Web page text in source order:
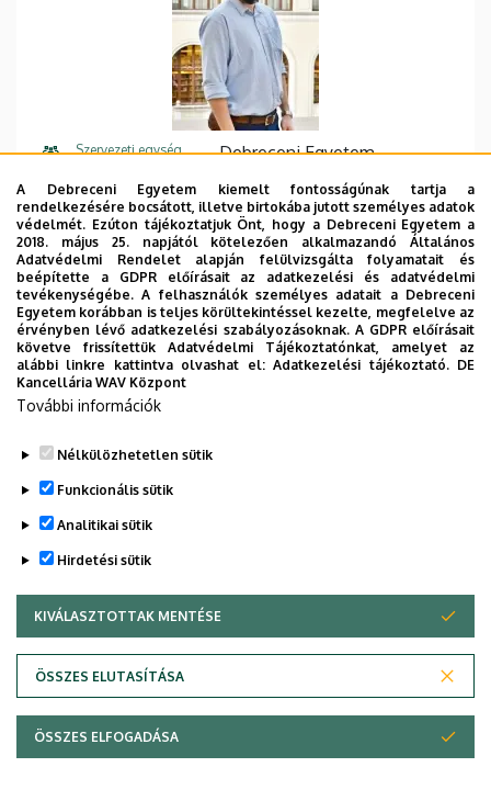
Szervezeti egység
Debreceni Egyetem
Történelmi és Néprajzi
Doktori Iskola
Központi telefonszám +36 52 512 900
E-mail cím adamanovak@unideb.hu
Cím
4032 Debrecen, Egyetem tér
1. Főépület (Egyetem téri
a Történelem program titkára (tanácskozási jogú
tag)
Tudóstér profil
Kutatási területek: középkori magyar család- és
társadalomtörténet, szfragisztika, numizmatika,
lengyel-magyar kapcsolatok a középkorban
Adatlap,Életrajz
A Debreceni Egyetem kiemelt fontosságúnak tartja a
rendelkezésére bocsátott, illetve birtokába jutott személyes adatok
védelmét. Ezúton tájékoztatjuk Önt, hogy a Debreceni Egyetem a
2018. május 25. napjától kötelezően alkalmazandó Általános
Adatvédelmi Rendelet alapján felülvizsgálta folyamatait és
beépítette a GDPR előírásait az adatkezelési és adatvédelmi
tevékenységébe. A felhasználók személyes adatait a Debreceni
Egyetem korábban is teljes körültekintéssel kezelte, megfelelve az
érvényben lévő adatkezelési szabályozásoknak. A GDPR előírásait
követve frissítettük Adatvédelmi Tájékoztatónkat, amelyet az
alábbi linkre kattintva olvashat el:Adatkezelési tájékoztató. DE
Kancellária WAV Központ
További információk
Nélkülözhetetlen sütik
Funkcionális sütik
Analitikai sütik
Hirdetési sütik
KIVÁLASZTOTTAK MENTÉSE
ÖSSZES ELUTASÍTÁSA
WITHDRAW CONSENT
ÖSSZES ELFOGADÁSA